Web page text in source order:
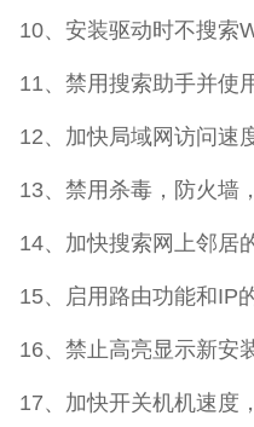
10、安装驱动时不搜索
11、禁用搜索助手并使
12、加快局域网访问速
13、禁用杀毒，防火墙
14、加快搜索网上邻居
15、启用路由功能和IP
16、禁止高亮显示新安
17、加快开关机机速度